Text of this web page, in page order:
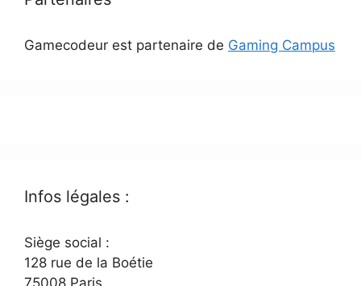
Gamecodeur est partenaire de Gaming Campus
Infos légales :
Siège social :
128 rue de la Boétie
75008 Paris